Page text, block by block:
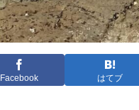
Facebook はてブ